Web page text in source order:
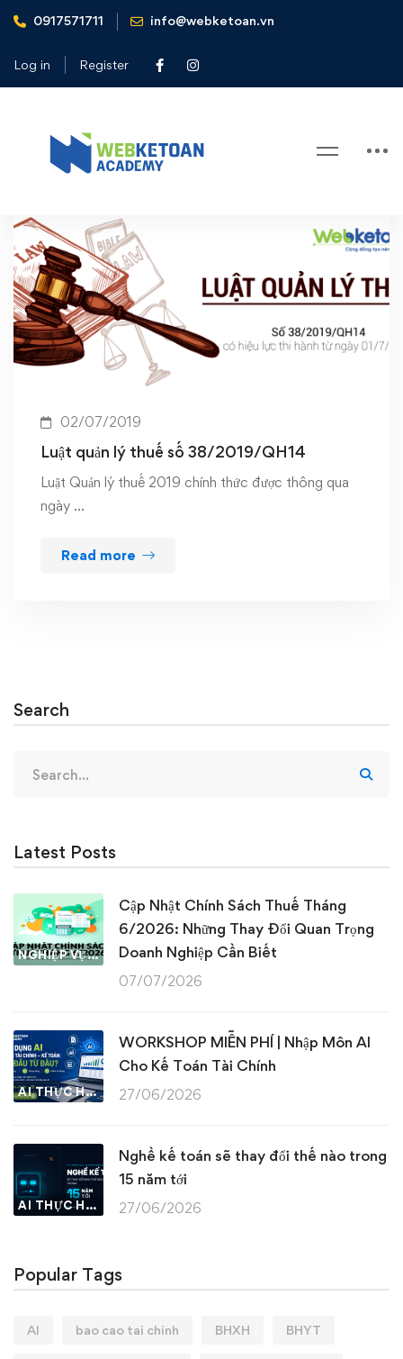
0917571711 info@webketoan.vn
Log in Register
Home Luật số 38/2019/QH14
Tag: Luật số 38/2019/QH14
02/07/2019
Luật quản lý thuế số 38/2019/QH14
Luật Quản lý thuế 2019 chính thức được thông qua
ngày …
Read more
Search
for:
Latest Posts
NGHIỆP VỤ KẾ TOÁN & THUẾ
Cập Nhật Chính Sách Thuế Tháng
6/2026: Những Thay Đổi Quan Trọng
Doanh Nghiệp Cần Biết
07/07/2026
AI THỰC HÀNH
WORKSHOP MIỄN PHÍ | Nhập Môn AI
Cho Kế Toán Tài Chính
27/06/2026
AI THỰC HÀNH
Nghề kế toán sẽ thay đổi thế nào trong
15 năm tới
27/06/2026
Popular Tags
AI bao cao tai chinh BHXH BHYT